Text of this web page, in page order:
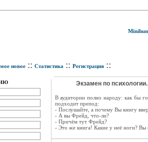
новое :: Статистика :: Регистрация ::
Экзамен по
В аудитории полно народу: как бы
подходит препод:
- Послушайте, а почему Вы книгу
- А вы Фрейд, что-ли?
- Причём тут Фрейд?
- Это же книга! Какие у неё ноги? Вы